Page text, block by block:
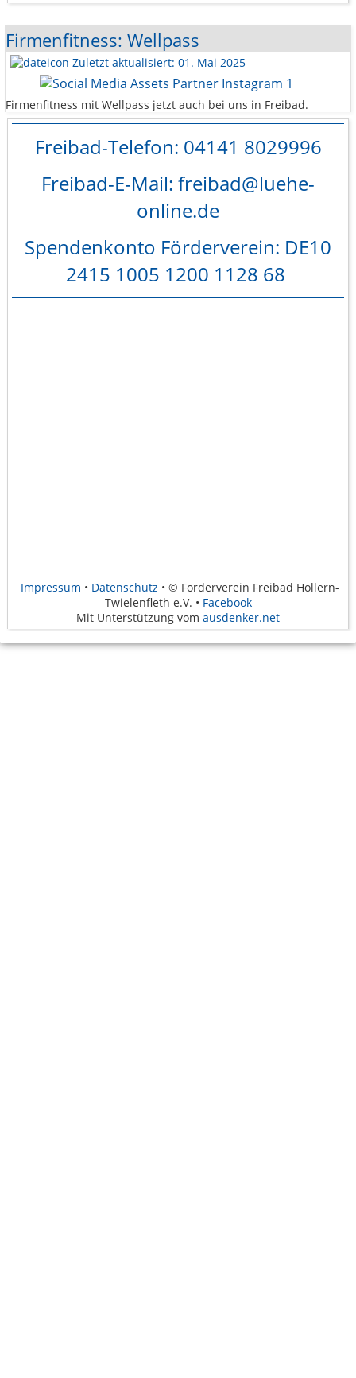
Firmenfitness: Wellpass
Zuletzt aktualisiert: 01. Mai 2025
Firmenfitness mit Wellpass jetzt auch bei uns in Freibad.
Freibad-Telefon: 04141 8029996
Freibad-E-Mail: freibad@luehe-
online.de
Spendenkonto Förderverein: DE10
2415 1005 1200 1128 68
Impressum • Datenschutz • © Förderverein Freibad Hollern-
Twielenfleth e.V. • Facebook
Mit Unterstützung vom ausdenker.net